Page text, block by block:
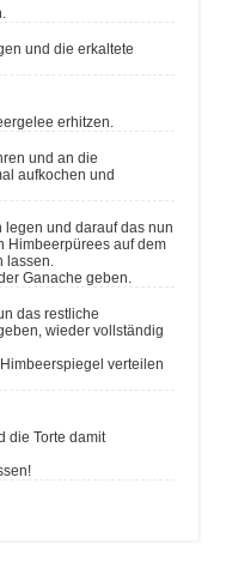
erhitzen.
aufkochen und
Himbeerpürees auf dem
lassen.
Ganache geben.
wieder vollständig